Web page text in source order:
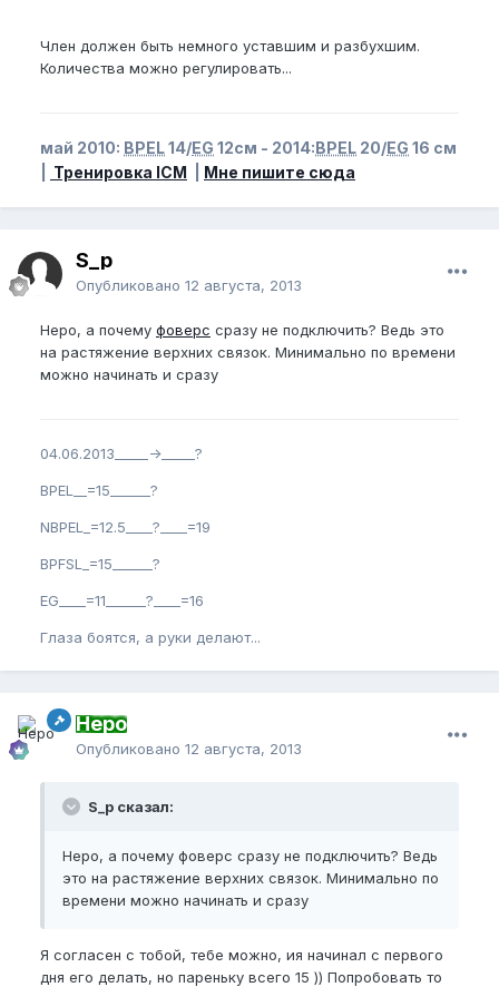
Член должен быть немного уставшим и разбухшим.
Количества можно регулировать...
май 2010: BPEL14/EG 12см - 2014:BPEL 20/EG 16 см
Тренировка ICM Мне пишите сюда
S_p
Опубликовано 12 августа, 2013
Неро, а почему фоверс сразу не подключить? Ведь это
на растяжение верхних связок. Минимально по времени
можно начинать и сразу
04.06.2013_____->_____?
BPEL__=15______?
NBPEL_=12.5____?____=19
BPFSL_=15______?
EG____=11______?____=16
Глаза боятся, а руки делают...
Неро
Опубликовано 12 августа, 2013
S_p сказал:
Неро, а почему фоверс сразу не подключить? Ведь
это на растяжение верхних связок. Минимально по
времени можно начинать и сразу
Я согласен с тобой, тебе можно, ия начинал с первого
дня его делать, но пареньку всего 15 )) Попробовать то